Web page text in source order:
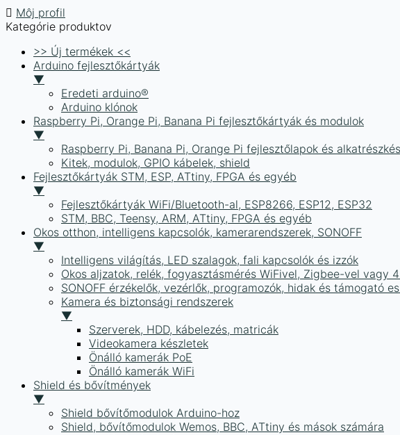
Môj profil
Kategórie produktov
>> Új termékek <<
Arduino fejlesztőkártyák
▼
Eredeti arduino®
Arduino klónok
Raspberry Pi, Orange Pi, Banana Pi fejlesztőkártyák és modulok
▼
Raspberry Pi, Banana Pi, Orange Pi fejlesztőlapok és
Kitek, modulok, GPIO kábelek, shield
Fejlesztőkártyák STM, ESP, ATtiny, FPGA és egyéb
▼
Fejlesztőkártyák WiFi/Bluetooth-al, ESP8266, ESP12, ESP32
STM, BBC, Teensy, ARM, ATtiny, FPGA és egyéb
Okos otthon, intelligens kapcsolók, kamerarendszerek, SONOFF
▼
Intelligens világítás, LED szalagok, fali kapcsolók és izzók
Okos aljzatok, relék, fogyasztásmérés WiFivel, Zigbee-vel vagy
SONOFF érzékelők, vezérlők, programozók, hidak és támogató
Kamera és biztonsági rendszerek
▼
Szerverek, HDD, kábelezés, matricák
Videokamera készletek
Önálló kamerák PoE
Önálló kamerák WiFi
Shield és bővítmények
▼
Shield bővítőmodulok Arduino-hoz
Shield, bővítőmodulok Wemos, BBC, ATtiny és mások számára